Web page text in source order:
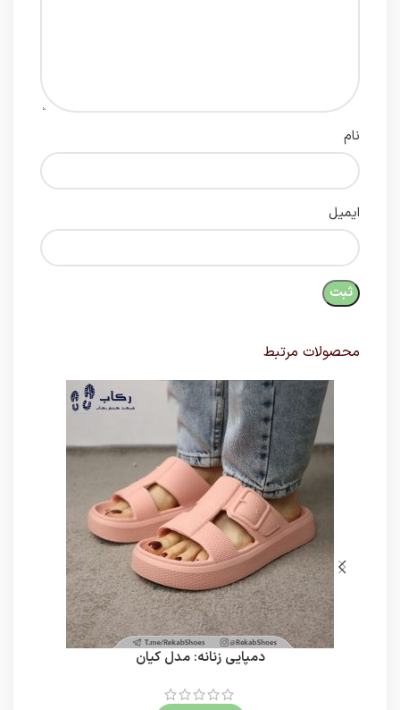
نام
ایمیل
محصولات مرتبط
دمپایی زنانه: مدل کیان